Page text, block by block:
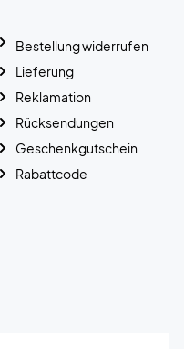
Bestellung widerrufen
Lieferung
Reklamation
Rücksendungen
Geschenkgutschein
Rabattcode